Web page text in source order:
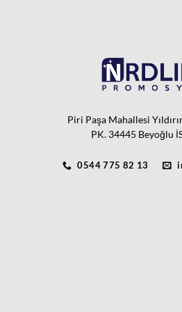
Piri Paşa Mahallesi
PK. 34445 Beyoğlu
0544 775 82 13